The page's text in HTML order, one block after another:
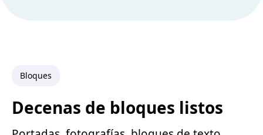
Bloques
Decenas de bloques listos